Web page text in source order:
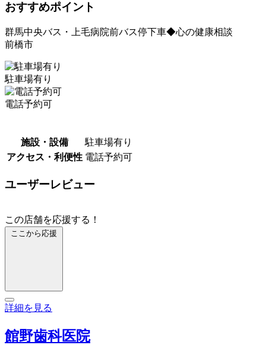
おすすめポイント
群馬中央バス・上毛病院前バス停下車◆心の健康相談
前橋市
駐車場有り
電話予約可
施設・設備
駐車場有り
アクセス・利便性 電話予約可
ユーザーレビュー
この店舗を応援する！
ここから応援
詳細を見る
館野歯科医院